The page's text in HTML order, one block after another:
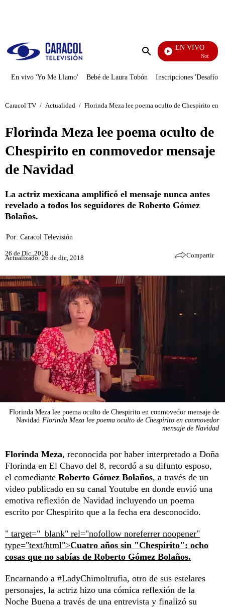
Enviar
EN VIVO
Noticias
En vivo 'Yo Me Llamo' Bebé de Laura Tobón Inscripciones 'Desafío'
Caracol TV / Actualidad / Florinda Meza lee poema oculto de Chespirito en
Florinda Meza lee poema oculto de
Chespirito en conmovedor mensaje
de Navidad
La actriz mexicana amplificó el mensaje nunca antes
revelado a todos los seguidores de Roberto Gómez
Bolaños.
Por: Caracol Televisión
26 de Dic, 2018
Actualizado: 26 de dic, 2018 Compartir
Florinda Meza lee poema oculto de Chespirito en conmovedor mensaje de
Navidad Florinda Meza lee poema oculto de Chespirito en conmovedor
mensaje de Navidad
Florinda Meza, reconocida por haber interpretado a Doña
Florinda en El Chavo del 8, recordó a su difunto esposo,
el comediante Roberto Gómez Bolaños, a través de un
video publicado en su canal Youtube en donde envió una
emotiva reflexión de Navidad incluyendo un poema
escrito por Chespirito que a la fecha era desconocido.
" target="_blank" rel="nofollow noreferrer noopener"
type="text/html">Cuatro años sin "Chespirito": ocho
cosas que no sabías de Roberto Gómez Bolaños.
Encarnando a #LadyChimoltrufia, otro de sus estelares
personajes, la actriz hizo una cómica reflexión de la
Noche Buena a través de una entrevista y finalizó su